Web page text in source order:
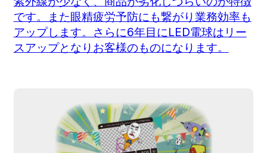
です。また眼精疲労予防にも繋がり業務効率も
アップします。さらに6年目にLED電球はリー
スアップとなりお客様のものになります。